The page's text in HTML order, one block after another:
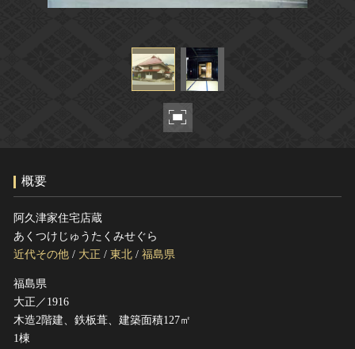
全国の美術館・博物館 お知らせ一覧
このサイトについて
関連サイトリンク
サイトマップ
サイトのご意見はこちら
文化遺産データベース
国指定文化財等データベース
概要
阿久津家住宅店蔵
あくつけじゅうたくみせぐら
近代その他 / 大正 / 東北 / 福島県
福島県
大正／1916
木造2階建、鉄板葺、建築面積127㎡
1棟